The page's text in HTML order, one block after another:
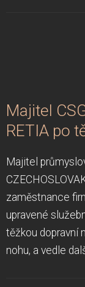
Majitel
RETIA po
Majitel
zaměstnance
upravené
těžkou dopravní
nohu, a vedle